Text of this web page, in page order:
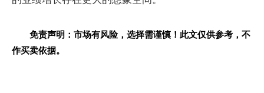
免责声明：市场有风险，选择需谨慎！此文仅供参考，不
作买卖依据。